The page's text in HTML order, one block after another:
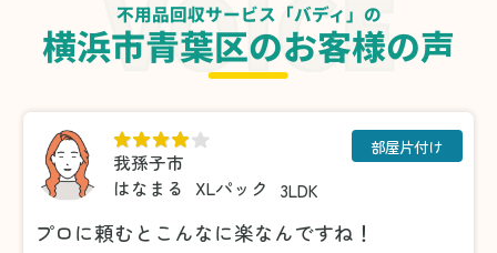
不用品回収サービス「バディ」の
横浜市青葉区のお客様の声
我孫子市
はなまる
XLパック 3LDK
部屋片付け
プロに頼むとこんなに楽なんですね！